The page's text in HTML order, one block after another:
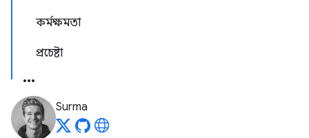
কর্মক্ষমতা
প্রচেষ্টা
Surma